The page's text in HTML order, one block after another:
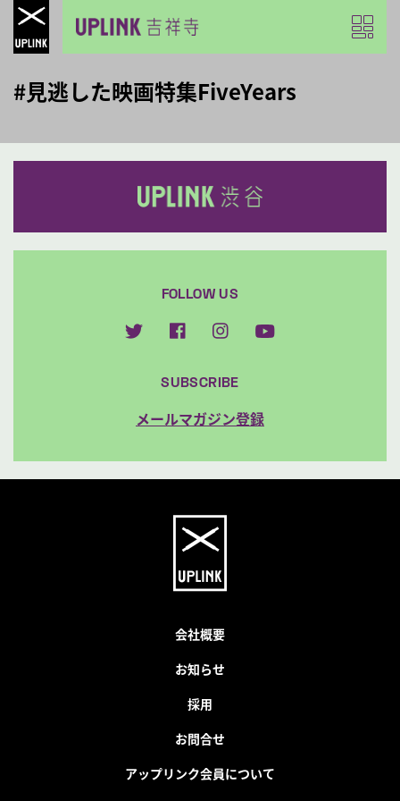
#見逃した映画特集FiveYears
FOLLOW US
SUBSCRIBE
メールマガジン登録
会社概要
お知らせ
採用
お問合せ
アップリンク会員について